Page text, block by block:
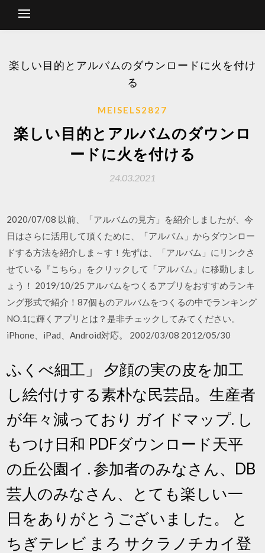
楽しい目的とアルバムのダウンロードに火を付け
る
MEISELS2827
楽しい目的とアルバムのダウンロ
ードに火を付ける
24.03.2021
2020/07/08 以前、「アルバムの見方」を紹介しましたが、今
日はさらに活用して頂くために、「アルバム」からダウンロー
ドする方法を紹介しま～す！先ずは、「アルバム」にリンクさ
せている『こちら』をクリックして「アルバム」に移動しまし
ょう！ 2019/10/25 アルバムをつくるアプリをおすすめランキ
ング形式で紹介！87個ものアルバムをつくるの中でランキング
NO.1に輝くアプリとは？是非チェックしてみてください。
iPhone、iPad、Android対応。 2002/03/08 2012/05/30
ふくべ細工」 夕顔の実の皮を加工
し絵付けする素朴な民芸品。生産者
が年々減っており ガイドマップ. し
もつけ日和 PDFダウンロード天平
の丘公園イ . 参加者のみなさん、DB
芸人のみなさん、とても楽しい一
日をありがとうございました。 と
ちぎテレビ まろ サクラノチカイ登